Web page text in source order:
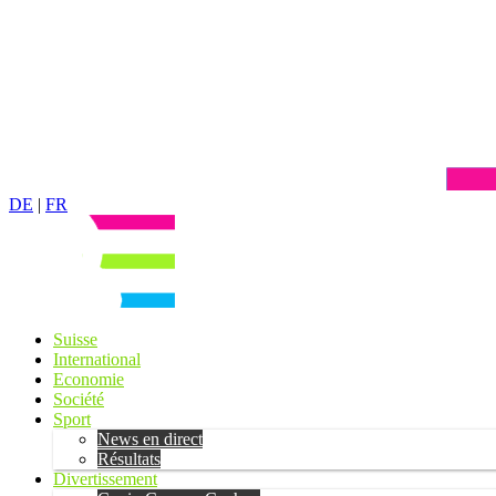
DE | FR
Suisse
International
Economie
Société
Sport
News en direct
Résultats
Divertissement